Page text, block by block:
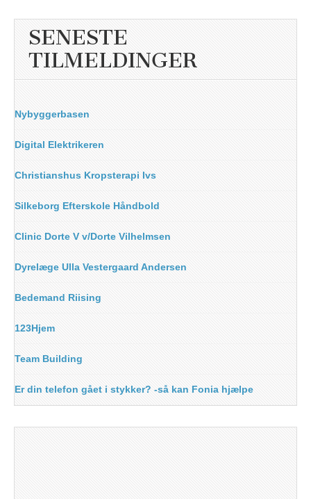
SENESTE
TILMELDINGER
Nybyggerbasen
Digital Elektrikeren
Christianshus Kropsterapi Ivs
Silkeborg Efterskole Håndbold
Clinic Dorte V v/Dorte Vilhelmsen
Dyrelæge Ulla Vestergaard Andersen
Bedemand Riising
123Hjem
Team Building
Er din telefon gået i stykker? -så kan Fonia hjælpe